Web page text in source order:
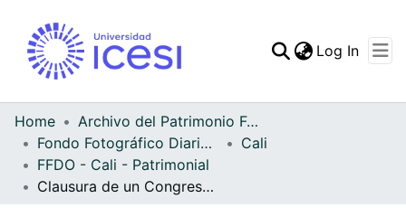
Statistics
Log In
Home
Archivo del Patrimonio Fotográfico y Fílmico del Valle del Cauca
Fondo Fotográfico Diario Occidente
Cali
FFDO - Cali - Patrimonial
Clausura de un Congreso de Evangelismo en Santiago de Cali